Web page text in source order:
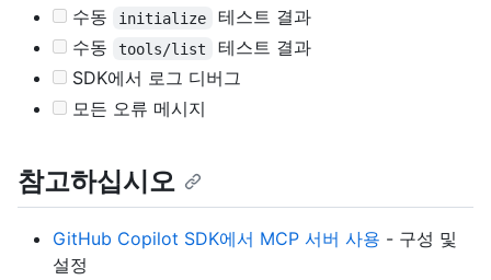
수동
initialize
테스트 결과
수동
tools/list
테스트 결과
SDK에서 로그 디버그
모든 오류 메시지
참고하십시오
GitHub Copilot SDK에서 MCP 서버 사용 - 구성 및
설정